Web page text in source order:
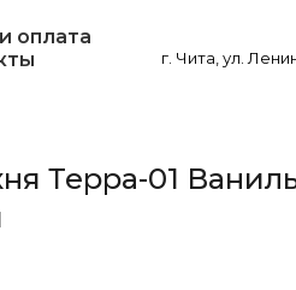
оплата
г. Чита, ул.
Терра-01